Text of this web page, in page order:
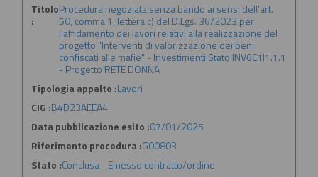
Titolo
:
Procedura negoziata senza bando ai sensi dell'art.
50, comma 1, lettera c) del D.Lgs. 36/2023 per
l'affidamento dei lavori relativi alla realizzazione del
progetto "Interventi di valorizzazione dei beni
confiscati alle mafie" - Investimenti Stato INV6C1I1.1.1
- Progetto RETE DONNA
Tipologia appalto :Lavori
CIG :B4D23AEEA4
Data pubblicazione esito :07/01/2025
Riferimento procedura :G00803
Stato :Conclusa - Emesso contratto/ordine